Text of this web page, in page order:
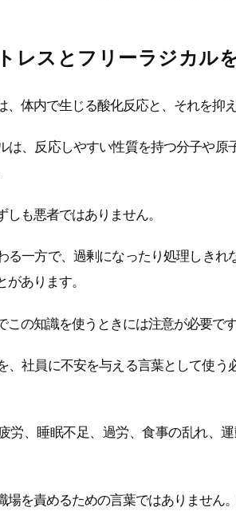
レスとフリーラジカル
、体内で生じる酸化反応と、それを抑
は、反応しやすい性質を持つ分子や
しも悪者ではありません。
る一方で、過剰になったり処理しき
あります。
この知識を使うときには注意が必要です
、社員に不安を与える言葉として使
労、睡眠不足、過労、食事の乱れ、
場を責めるための言葉ではありません